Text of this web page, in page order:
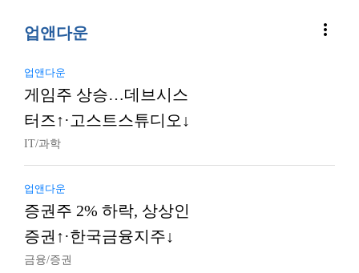
업앤다운 more_vert
업앤다운
게임주 상승…데브시스
터즈↑·고스트스튜디오↓
IT/과학
업앤다운
증권주 2% 하락, 상상인
증권↑·한국금융지주↓
금융/증권